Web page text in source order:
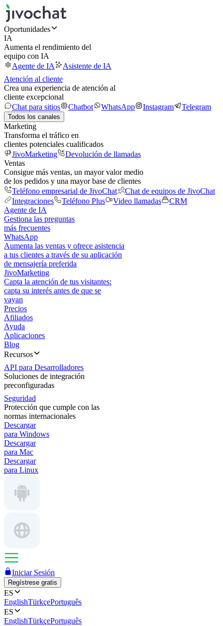
Oportunidades
IA
Aumenta el rendimiento del
equipo con IA
Agente de IA
Asistente de IA
Atención al cliente
Crea una experiencia de atención al
cliente excepcional
Chat para sitios
Chatbot WhatsApp Instagram Telegram
Todos los canales
Marketing
Transforma el tráfico en
clientes potenciales cualificados
JivoMarketing
Devolución de llamadas
Ventas
Consigue más ventas, un mayor valor medio
de los pedidos y una mayor base de clientes
Teléfono empresarial de JivoChat
Chat de equipos de JivoChat
Integraciones
Teléfono Plus Video llamadas
CRM
Agente de IA
Gestiona las preguntas
más frecuentes
WhatsApp
Aumenta las ventas y ofrece asistencia
a tus clientes a través de su aplicación
de mensajería preferida
JivoMarketing
Capta la atención de tus visitantes:
capta su interés antes de que se
vayan
Precios
Afiliados
Ayuda
Aplicaciones
Blog
Recursos
API para Desarrolladores
Soluciones de integración
preconfiguradas
Seguridad
Protección que cumple con las
normas internacionales
Descargar
para Windows
Descargar
para Mac
Descargar
para Linux
Iniciar Sesión
Regístrese gratis
ES
EnglishTürkçePortuguês
ES
EnglishTürkçePortuguês